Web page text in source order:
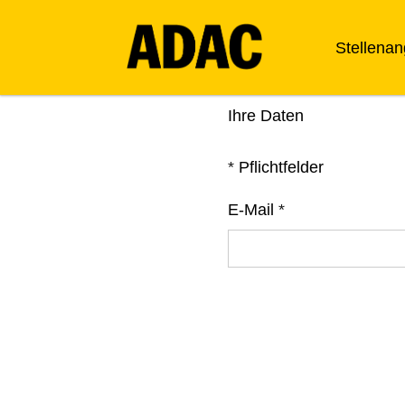
Ihre Daten
* Pflichtfelder
E-Mail *